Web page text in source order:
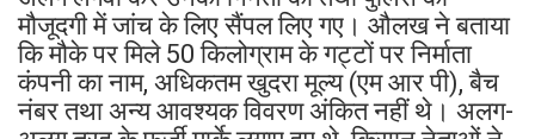
मौजूदगी में जांच के लिए सैंपल लिए गए। औलख ने बताया
कि मौके पर मिले 50 किलोग्राम के गट्टों पर निर्माता
कंपनी का नाम, अधिकतम खुदरा मूल्य (एम आर पी), बैच
नंबर तथा अन्य आवश्यक विवरण अंकित नहीं थे। अलग-